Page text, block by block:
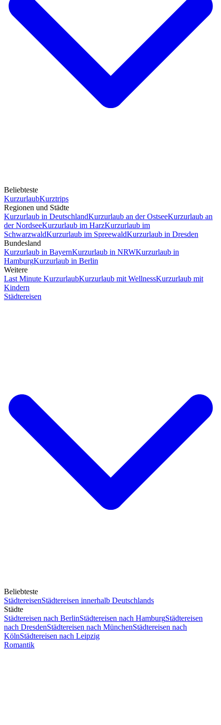
Beliebteste
KurzurlaubKurztrips
Regionen und Städte
Kurzurlaub in DeutschlandKurzurlaub an der OstseeKurzurlaub an
der NordseeKurzurlaub im HarzKurzurlaub im
SchwarzwaldKurzurlaub im SpreewaldKurzurlaub in Dresden
Bundesland
Kurzurlaub in BayernKurzurlaub in NRWKurzurlaub in
HamburgKurzurlaub in Berlin
Weitere
Last Minute KurzurlaubKurzurlaub mit WellnessKurzurlaub mit
Kindern
Städtereisen
Beliebteste
StädtereisenStädtereisen innerhalb Deutschlands
Städte
Städtereisen nach BerlinStädtereisen nach HamburgStädtereisen
nach DresdenStädtereisen nach MünchenStädtereisen nach
KölnStädtereisen nach Leipzig
Romantik